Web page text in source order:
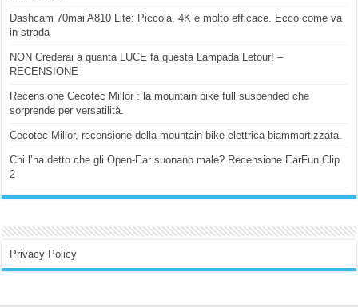
Dashcam 70mai A810 Lite: Piccola, 4K e molto efficace. Ecco come va
in strada
NON Crederai a quanta LUCE fa questa Lampada Letour! –
RECENSIONE
Recensione Cecotec Millor : la mountain bike full suspended che
sorprende per versatilità.
Cecotec Millor, recensione della mountain bike elettrica biammortizzata.
Chi l’ha detto che gli Open-Ear suonano male? Recensione EarFun Clip
2
Privacy Policy